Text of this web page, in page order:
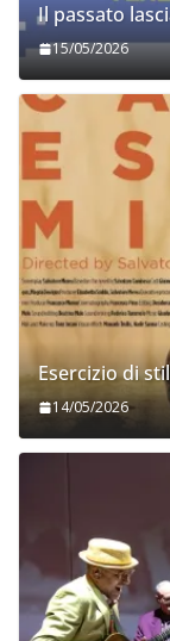
Il passato
15/05/2026
Esercizio di
14/05/2026